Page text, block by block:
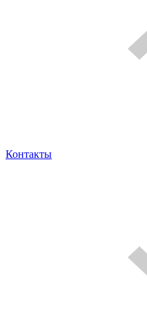
Контакты